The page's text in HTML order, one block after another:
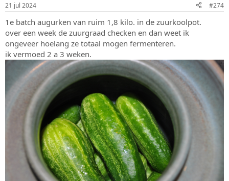
e
21 jul 2024 #274
1e batch augurken van ruim 1,8 kilo. in de zuurkoolpot.
over een week de zuurgraad checken en dan weet ik
ongeveer hoelang ze totaal mogen fermenteren.
ik vermoed 2 a 3 weken.